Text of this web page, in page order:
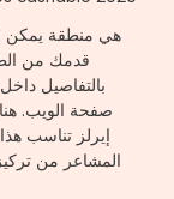
هي منطقة يمكن
قدمك من
بالتفاصيل
صفحة الويب.
إيرلز تناسب
المشاعر من